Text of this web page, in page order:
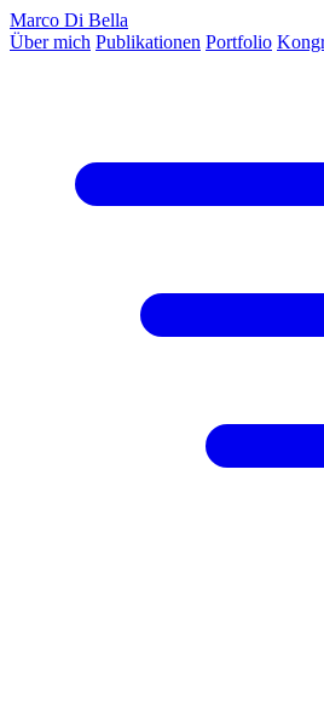
Marco Di Bella
Über mich Publikationen Portfolio